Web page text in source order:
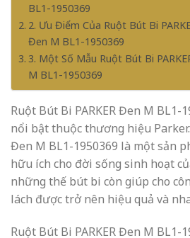
BL1-1950369
2. Ưu Điểm Của Ruột Bút Bi
Đen M BL1-1950369
3. Một Số Mẫu Ruột Bút Bi
M BL1-1950369
Ruột Bút Bi PARKER Đen M BL1-
nổi bật thuộc thương hiệu Parker.
Đen M BL1-1950369 là một sản
hữu ích cho đời sống sinh hoạt
những thế bút bi còn giúp cho
lách được trở nên hiệu quả và
Ruột Bút Bi PARKER Đen M BL1-